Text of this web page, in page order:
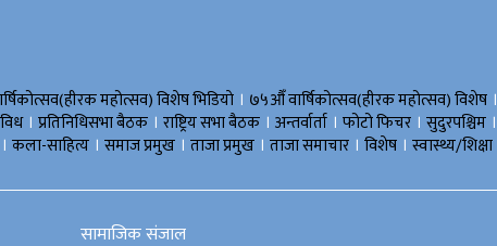
महोत्सव) विशेष भिडियाे । ७५औँ वार्षिकोत्सव(हीरक महोत्सव) विशेष ।
। प्रतिनिधिसभा बैठक । राष्ट्रिय सभा बैठक । अन्तर्वार्ता । फोटो फिचर । सुदुरपश्चिम ।
। कला-साहित्य । समाज प्रमुख । ताजा प्रमुख । ताजा समाचार । विशेष । स्वास्थ्य/शिक्षा
सामाजिक संजाल